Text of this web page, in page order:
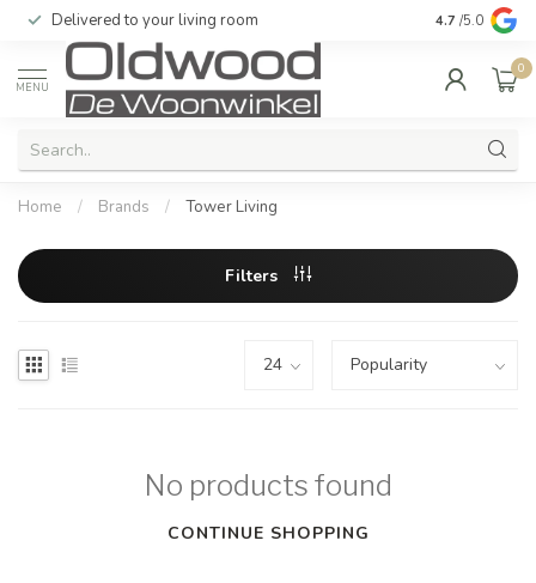
Delivered to your living room Quality &
4.7 /5.0
MENU
0
Home / Brands / Tower Living
Filters
No products found
CONTINUE SHOPPING